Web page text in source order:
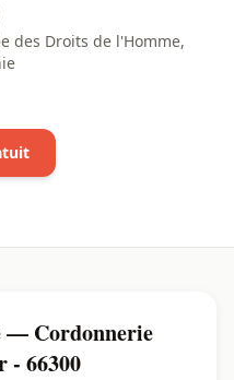
des Droits de l'Homme,
— Cordonnerie
- 66300